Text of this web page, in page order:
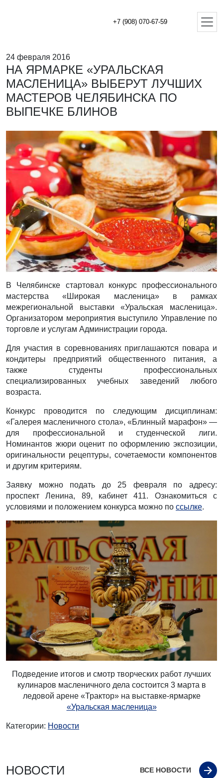
+7 (908) 070-67-59
24 февраля 2016
НА ЯРМАРКЕ «УРАЛЬСКАЯ
МАСЛЕНИЦА» ВЫБЕРУТ ЛУЧШИХ
МАСТЕРОВ ЧЕЛЯБИНСКА ПО
ВЫПЕЧКЕ БЛИНОВ
В Челябинске стартовал конкурс профессионального
мастерства «Широкая масленица» в рамках
межрегиональной выставки «Уральская масленица».
Организатором мероприятия выступило Управление по
торговле и услугам Администрации города.
Для участия в соревнованиях приглашаются повара и
кондитеры предприятий общественного питания, а
также студенты профессиональных
специализированных учебных заведений любого
возраста.
Конкурс проводится по следующим дисциплинам:
«Галерея масленичного стола», «Блинный марафон» —
для профессиональной и студенческой лиги.
Номинантов жюри оценит по оформлению экспозиции,
оригинальности рецептуры, сочетаемости компонентов
и другим критериям.
Заявку можно подать до 25 февраля по адресу:
проспект Ленина, 89, кабинет 411. Ознакомиться с
условиями и положением конкурса можно по ссылке.
Подведение итогов и смотр творческих работ лучших
кулинаров масленичного дела состоится 3 марта в
ледовой арене «Трактор» на выставке-ярмарке
«Уральская масленица»
Категории: Новости
НОВОСТИ ВСЕ НОВОСТИ